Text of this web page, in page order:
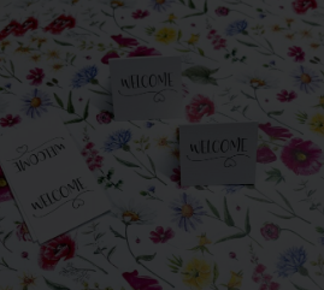
צפייה מהירה